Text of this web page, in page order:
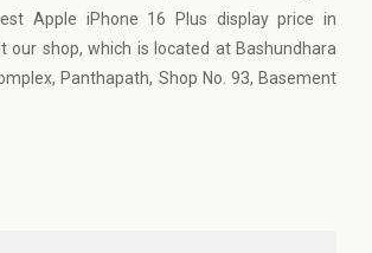
Apple iPhone 16 Plus display price in
our shop, which is located at Bashundhara
Panthapath, Shop No. 93, Basement